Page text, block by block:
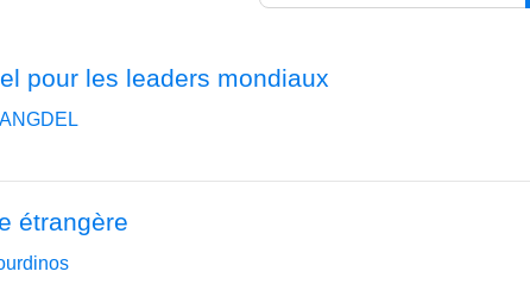
pour les leaders mondiaux
étrangère